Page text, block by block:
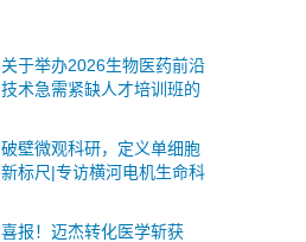
关于举办2026生物医药前沿
技术急需紧缺人才培训班的
破壁微观科研，定义单细胞
新标尺|专访横河电机生命科
部商务运营总监王海鉴
喜报！迈杰转化医学斩获